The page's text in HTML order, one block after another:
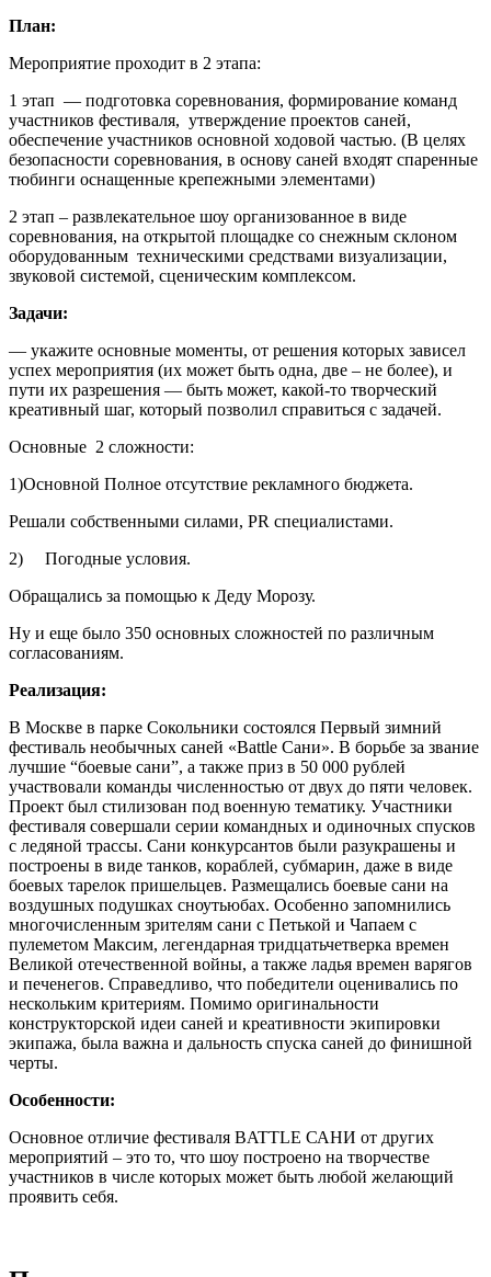
План:
Мероприятие проходит в 2 этапа:
1 этап — подготовка соревнования, формирование команд
участников фестиваля, утверждение проектов саней,
обеспечение участников основной ходовой частью. (В целях
безопасности соревнования, в основу саней входят спаренные
тюбинги оснащенные крепежными элементами)
2 этап – развлекательное шоу организованное в виде
соревнования, на открытой площадке со снежным склоном
оборудованным техническими средствами визуализации,
звуковой системой, сценическим комплексом.
Задачи:
— укажите основные моменты, от решения которых зависел
успех мероприятия (их может быть одна, две – не более), и
пути их разрешения — быть может, какой-то творческий
креативный шаг, который позволил справиться с задачей.
Основные 2 сложности:
1)Основной Полное отсутствие рекламного бюджета.
Решали собственными силами, PR специалистами.
2) Погодные условия.
Обращались за помощью к Деду Морозу.
Ну и еще было 350 основных сложностей по различным
согласованиям.
Реализация:
В Москве в парке Сокольники состоялся Первый зимний
фестиваль необычных саней «Battle Сани». В борьбе за звание
лучшие “боевые сани”, а также приз в 50 000 рублей
участвовали команды численностью от двух до пяти человек.
Проект был стилизован под военную тематику. Участники
фестиваля совершали серии командных и одиночных спусков
с ледяной трассы. Сани конкурсантов были разукрашены и
построены в виде танков, кораблей, субмарин, даже в виде
боевых тарелок пришельцев. Размещались боевые сани на
воздушных подушках сноутьюбах. Особенно запомнились
многочисленным зрителям сани с Петькой и Чапаем с
пулеметом Максим, легендарная тридцатьчетверка времен
Великой отечественной войны, а также ладья времен варягов
и печенегов. Справедливо, что победители оценивались по
нескольким критериям. Помимо оригинальности
конструкторской идеи саней и креативности экипировки
экипажа, была важна и дальность спуска саней до финишной
черты.
Особенности:
Основное отличие фестиваля BATTLE САНИ от других
мероприятий – это то, что шоу построено на творчестве
участников в числе которых может быть любой желающий
проявить себя.